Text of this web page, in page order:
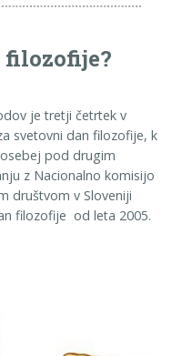
filozofije?
je tretji četrtek v
svetovni dan filozofije, k
pod drugim
z Nacionalno komisijo
društvom v Sloveniji
filozofije od leta 2005.